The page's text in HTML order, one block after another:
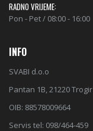
RADNO VRIJEME:
Pon - Pet / 08:00 - 16:00
INFO
SVABI d.o.o
Pantan 1B, 21220 Trogir
OIB: 88578009664
Servis tel: 098/464-459